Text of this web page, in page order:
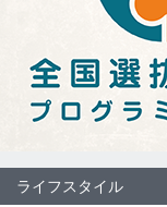
ライフスタイル